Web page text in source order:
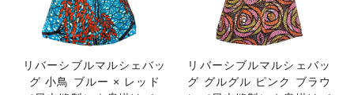
リバーシブルマルシェバッ
グ 小鳥 ブルー × レッド
リバーシブルマルシェバッ
グ グルグル ピンク ブラウ